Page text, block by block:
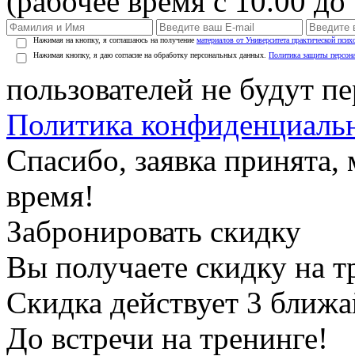
Нажимая на кнопку, я соглашаюсь на получение материалов от Университета практической
Нажимая кнопку, я даю согласие на обработку персональных данных. Политика защиты
пользователей не будут
Политика
Спасибо, заявка
время!
Забронировать скидку
Вы получаете скидку на
Скидка действует 3
До встречи на тренинге!